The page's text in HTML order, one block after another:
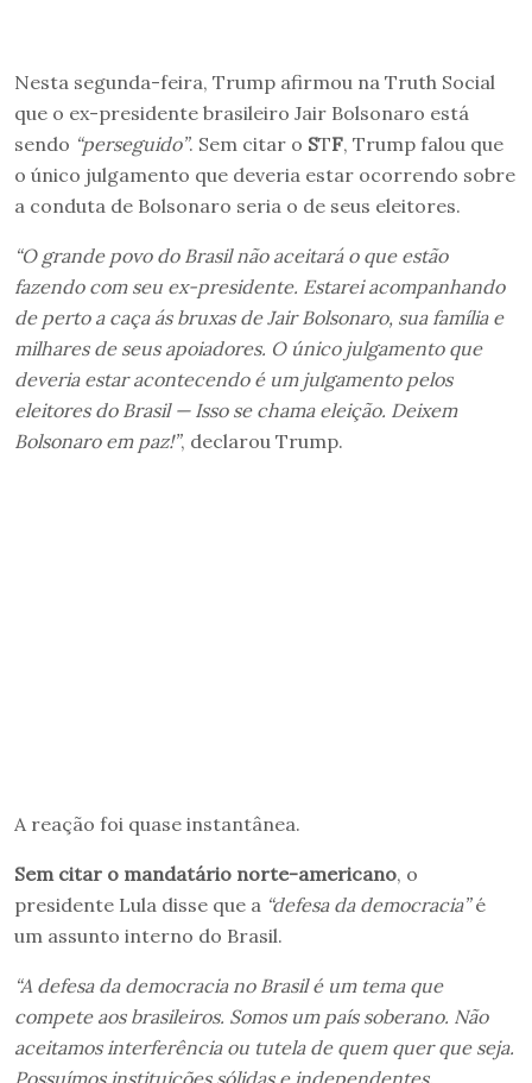
Nesta segunda-feira, Trump afirmou na Truth Social
que o ex-presidente brasileiro Jair Bolsonaro está
sendo “perseguido”. Sem citar o STF, Trump falou que
o único julgamento que deveria estar ocorrendo sobre
a conduta de Bolsonaro seria o de seus eleitores.
“O grande povo do Brasil não aceitará o que estão
fazendo com seu ex-presidente. Estarei acompanhando
de perto a caça ás bruxas de Jair Bolsonaro, sua família e
milhares de seus apoiadores. O único julgamento que
deveria estar acontecendo é um julgamento pelos
eleitores do Brasil — Isso se chama eleição. Deixem
Bolsonaro em paz!”, declarou Trump.
A reação foi quase instantânea.
Sem citar o mandatário norte-americano, o
presidente Lula disse que a “defesa da democracia”é
um assunto interno do Brasil.
“A defesa da democracia no Brasil é um tema que
compete aos brasileiros. Somos um país soberano. Não
aceitamos interferência ou tutela de quem quer que seja.